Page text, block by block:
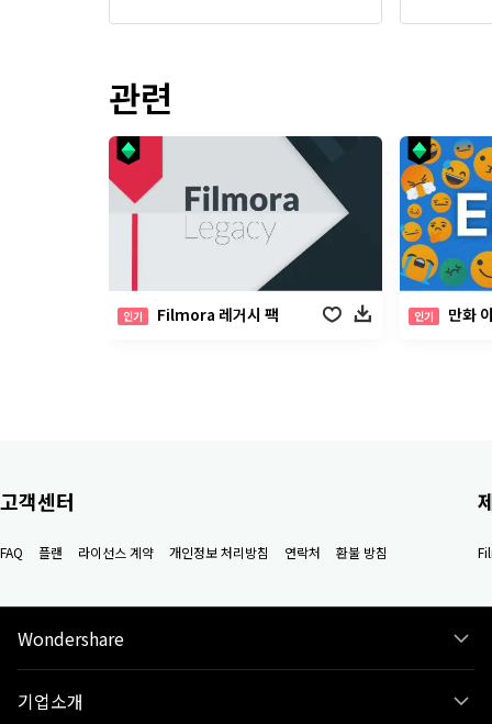
관련
인기 Filmora 레거시 팩 인기 만화
고객센터
FAQ 플랜 라이선스 계약 개인정보 처리방침 연락처 환불 방침
Wondershare
기업소개